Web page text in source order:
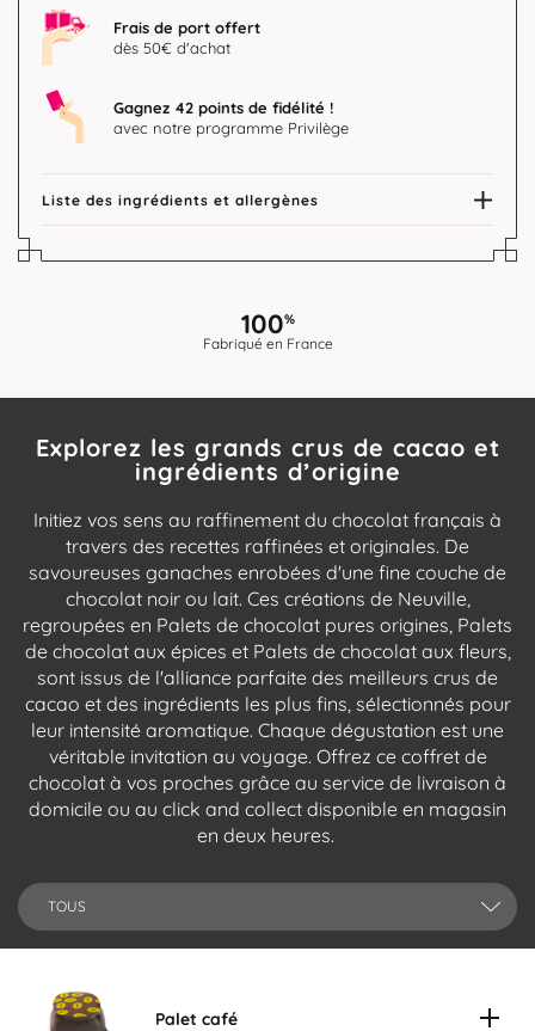
Frais de port offert
dès 50€ d'achat
Gagnez 42 points de fidélité !
avec notre programme Privilège
Liste des ingrédients et allergènes
100%
Fabriqué en France
Explorez les grands crus de cacao et
ingrédients d’origine
Initiez vos sens au raffinement du chocolat français à
travers des recettes raffinées et originales. De
savoureuses ganaches enrobées d'une fine couche de
chocolat noir ou lait. Ces créations de Neuville,
regroupées en Palets de chocolat pures origines, Palets
de chocolat aux épices et Palets de chocolat aux fleurs,
sont issus de l'alliance parfaite des meilleurs crus de
cacao et des ingrédients les plus fins, sélectionnés pour
leur intensité aromatique. Chaque dégustation est une
véritable invitation au voyage. Offrez ce coffret de
chocolat à vos proches grâce au service de livraison à
domicile ou au click and collect disponible en magasin
en deux heures.
TOUS
Palet café